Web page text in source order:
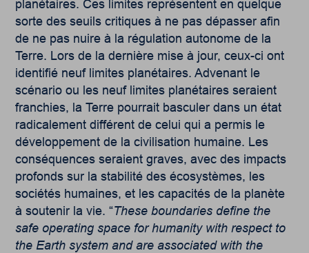
planétaires. Ces limites représentent en quelque
sorte des seuils critiques à ne pas dépasser afin
de ne pas nuire à la régulation autonome de la
Terre. Lors de la dernière mise à jour, ceux-ci ont
identifié neuf limites planétaires. Advenant le
scénario ou les neuf limites planétaires seraient
franchies, la Terre pourrait basculer dans un état
radicalement différent de celui qui a permis le
développement de la civilisation humaine. Les
conséquences seraient graves, avec des impacts
profonds sur la stabilité des écosystèmes, les
sociétés humaines, et les capacités de la planète
à soutenir la vie. “These boundaries define the
safe operating space for humanity with respect to
the Earth system and are associated with the